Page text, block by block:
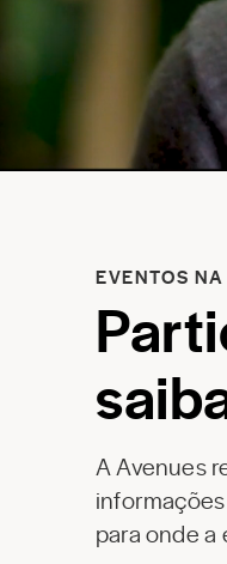
EVENTOS
A Avenues
para onde a